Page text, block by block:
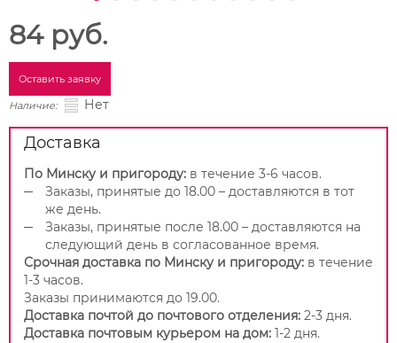
84 руб.
Оставить заявку
Наличие: Нет
Доставка
По Минску и пригороду: в течение 3-6 часов.
Заказы, принятые до 18.00 – доставляются в тот
же день.
Заказы, принятые после 18.00 – доставляются на
следующий день в согласованное время.
Срочная доставка по Минску и пригороду: в течение
1-3 часов.
Заказы принимаются до 19.00.
Доставка почтой до почтового отделения: 2-3 дня.
Доставка почтовым курьером на дом: 1-2 дня.